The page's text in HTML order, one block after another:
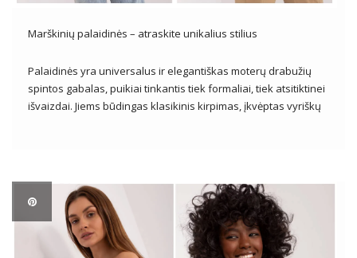
Marškinių palaidinės – atraskite unikalius stilius
Palaidinės yra universalus ir elegantiškas moterų drabužių
spintos gabalas, puikiai tinkantis tiek formaliai, tiek atsitiktinei
išvaizdai. Jiems būdingas klasikinis kirpimas, įkvėptas vyriškų